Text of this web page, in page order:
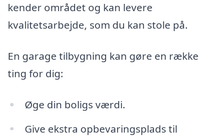
kender området og kan levere
kvalitetsarbejde, som du kan stole på.
En garage tilbygning kan gøre en række
ting for dig:
Øge din boligs værdi.
Give ekstra opbevaringsplads til